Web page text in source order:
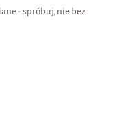
- spróbuj, nie bez